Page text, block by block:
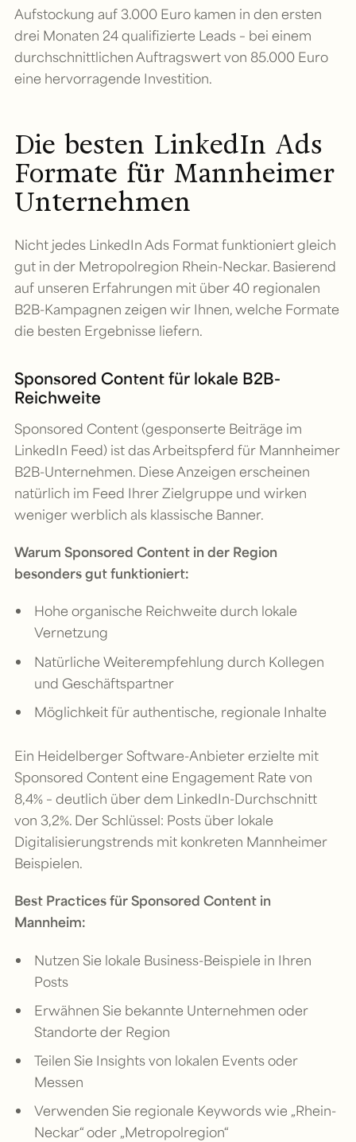
Aufstockung auf 3.000 Euro kamen in den ersten
drei Monaten 24 qualifizierte Leads – bei einem
durchschnittlichen Auftragswert von 85.000 Euro
eine hervorragende Investition.
Die besten LinkedIn Ads
Formate für Mannheimer
Unternehmen
Nicht jedes LinkedIn Ads Format funktioniert gleich
gut in der Metropolregion Rhein-Neckar. Basierend
auf unseren Erfahrungen mit über 40 regionalen
B2B-Kampagnen zeigen wir Ihnen, welche Formate
die besten Ergebnisse liefern.
Sponsored Content für lokale B2B-
Reichweite
Sponsored Content (gesponserte Beiträge im
LinkedIn Feed) ist das Arbeitspferd für Mannheimer
B2B-Unternehmen. Diese Anzeigen erscheinen
natürlich im Feed Ihrer Zielgruppe und wirken
weniger werblich als klassische Banner.
Warum Sponsored Content in der Region
besonders gut funktioniert:
Hohe organische Reichweite durch lokale
Vernetzung
Natürliche Weiterempfehlung durch Kollegen
und Geschäftspartner
Möglichkeit für authentische, regionale Inhalte
Ein Heidelberger Software-Anbieter erzielte mit
Sponsored Content eine Engagement Rate von
8,4% – deutlich über dem LinkedIn-Durchschnitt
von 3,2%. Der Schlüssel: Posts über lokale
Digitalisierungstrends mit konkreten Mannheimer
Beispielen.
Best Practices für Sponsored Content in
Mannheim:
Nutzen Sie lokale Business-Beispiele in Ihren
Posts
Erwähnen Sie bekannte Unternehmen oder
Standorte der Region
Teilen Sie Insights von lokalen Events oder
Messen
Verwenden Sie regionale Keywords wie „Rhein-
Neckar“ oder „Metropolregion“